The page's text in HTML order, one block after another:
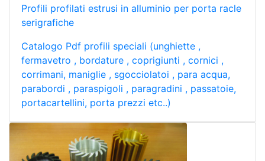
Profili profilati estrusi in alluminio per porta racle
serigrafiche
Catalogo Pdf profili speciali (unghiette ,
fermavetro , bordature , coprigiunti , cornici ,
corrimani, maniglie , sgocciolatoi , para acqua,
parabordi , paraspigoli , paragradini , passatoie,
portacartellini, porta prezzi etc..)